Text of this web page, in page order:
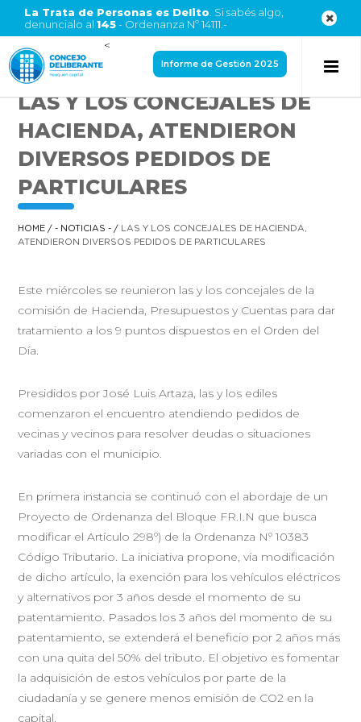
La Trata de Personas es Delito . Si sabés algo,
denuncialo al 145- Ordenanza Nº 14111.-
<
Informe de Gestión 2025
LAS Y LOS CONCEJALES DE
HACIENDA, ATENDIERON
DIVERSOS PEDIDOS DE
PARTICULARES
HOME /- NOTICIAS - /
LAS Y LOS CONCEJALES DE HACIENDA,
ATENDIERON DIVERSOS PEDIDOS DE PARTICULARES
Este miércoles se reunieron las y los concejales de la
comisión de Hacienda, Presupuestos y Cuentas para dar
tratamiento a los 9 puntos dispuestos en el Orden del
Día.
Presididos por José Luis Artaza, las y los ediles
comenzaron el encuentro atendiendo pedidos de
vecinas y vecinos para resolver deudas o situaciones
variadas con el municipio.
En primera instancia se continuó con el abordaje de un
Proyecto de Ordenanza del Bloque FR.I.N que busca
modificar el Artículo 298º) de la Ordenanza Nº 10383
Código Tributario. La iniciativa propone, vía modificación
de dicho artículo, la exención para los vehículos eléctricos
y alternativos por 3 años desde el momento de su
patentamiento. Pasados los 3 años del momento de su
patentamiento, se extenderá el beneficio por 2 años más
con una quita del 50% del tributo. El objetivo es fomentar
la adquisición de estos vehículos por parte de la
ciudadanía y se genere menos emisión de CO2 en la
capital.